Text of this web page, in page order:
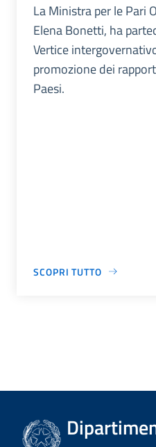
La Ministra per le Pari
Elena Bonetti, ha
Vertice
promozione dei
Paesi.
SCOPRI TUTTO